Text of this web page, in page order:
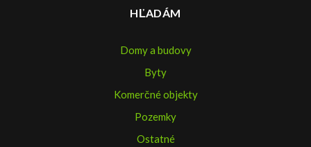
HĽADÁM
Domy a budovy
Byty
Komerčné objekty
Pozemky
Ostatné